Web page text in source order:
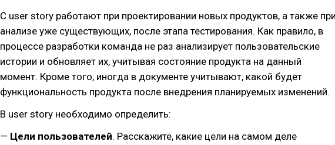
С user story работают при проектировании новых продуктов, а также
анализе уже существующих, после этапа тестирования. Как правило, в
процессе разработки команда не раз анализирует пользовательские
истории и обновляет их, учитывая состояние продукта на данный
момент. Кроме того, иногда в документе учитывают, какой будет
функциональность продукта после внедрения планируемых изменений.
В user story необходимо определить:
— Цели пользователей. Расскажите, какие цели на самом деле